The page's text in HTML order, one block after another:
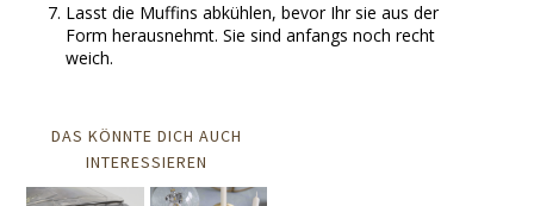
Lasst die Muffins abkühlen, bevor Ihr sie aus der
Form herausnehmt. Sie sind anfangs noch recht
weich.
DAS KÖNNTE DICH AUCH
INTERESSIEREN